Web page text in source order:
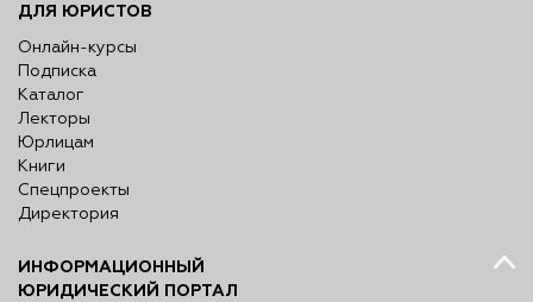
ДЛЯ ЮРИСТОВ
Онлайн-курсы
Подписка
Каталог
Лекторы
Юрлицам
Книги
Спецпроекты
Директория
ИНФОРМАЦИОННЫЙ
ЮРИДИЧЕСКИЙ ПОРТАЛ